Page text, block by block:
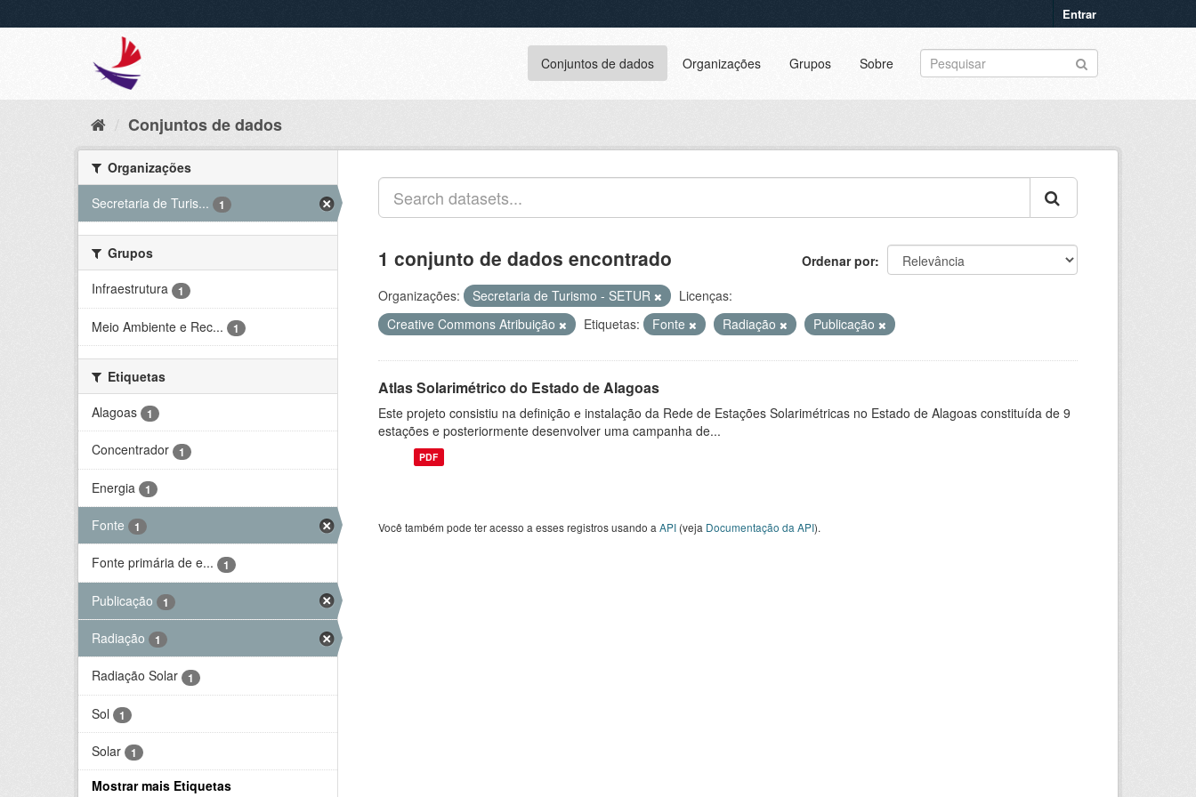
Entrar
Conjuntos de dados Organizações Grupos Sobre
Conjuntos de dados
Organizações
Secretaria de Turis...
1
Grupos
Infraestrutura
1
Meio Ambiente e Rec... 1
Etiquetas
Alagoas
1
Concentrador 1
Energia 1
Fonte 1
Fonte primária de e... 1
Publicação 1
Radiação 1
Radiação Solar 1
Sol 1
Solar 1
Mostrar mais Etiquetas
Ordenar por
1 conjunto de dados encontrado
Organizações: Secretaria de Turismo - SETUR
Licenças:
Creative Commons Atribuição
Etiquetas: Fonte Radiação Publicação
Atlas Solarimétrico do Estado de Alagoas
Este projeto consistiu na definição e instalação da Rede de Estações Solarimétricas no Estado de Alagoas constituída de 9
estações e posteriormente desenvolver uma campanha de...
PDF
Você também pode ter acesso a esses registros usando a API (veja Documentação da API).